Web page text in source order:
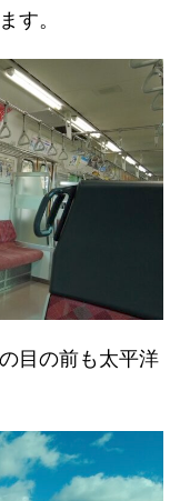
す。
目の前も太平洋